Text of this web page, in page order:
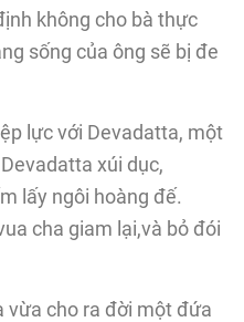
không cho bà thực
sống của ông sẽ bị đe
lực với Devadatta, một
xúi dục,
lấy ngôi hoàng đế.
cha giam lại,và bỏ đói
vừa cho ra đời một đứa